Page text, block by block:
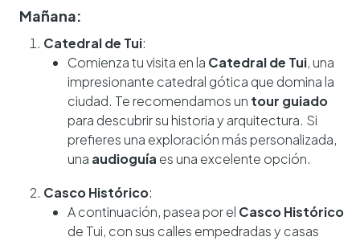
Mañana:
Catedral de Tui:
Comienza tu visita en la Catedral de Tui, una
impresionante catedral gótica que domina la
ciudad. Te recomendamos un tour guiado
para descubrir su historia y arquitectura. Si
prefieres una exploración más personalizada,
una audioguía es una excelente opción.
Casco Histórico:
A continuación, pasea por el Casco Histórico
de Tui, con sus calles empedradas y casas